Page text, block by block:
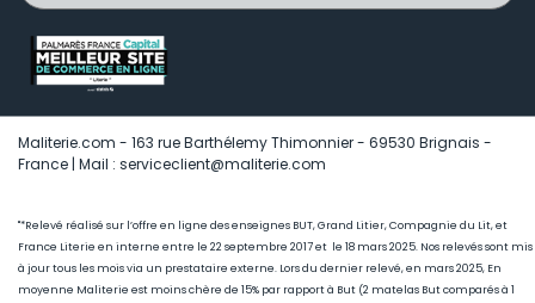
Maliterie.com - 163 rue Barthélemy Thimonnier - 69530 Brignais -
France | Mail : serviceclient@maliterie.com
"*Relevé réalisé sur l’offre en ligne des enseignes BUT, Grand Litier, Compagnie du Lit, et
France Literie en interne entre le 22 septembre 2017 et le 18 mars 2025. Nos relevés sont mis
à jour tous les mois via un prestataire externe. Lors du dernier relevé, en mars 2025, En
moyenne Maliterie est moins chère de 15% par rapport à But (2 matelas But comparés à 1